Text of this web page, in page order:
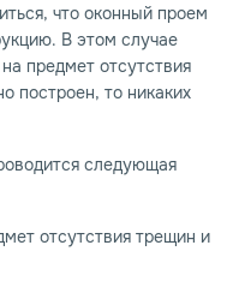
что оконный проем
В этом случае
предмет отсутствия
построен, то никаких
следующая
отсутствия трещин и